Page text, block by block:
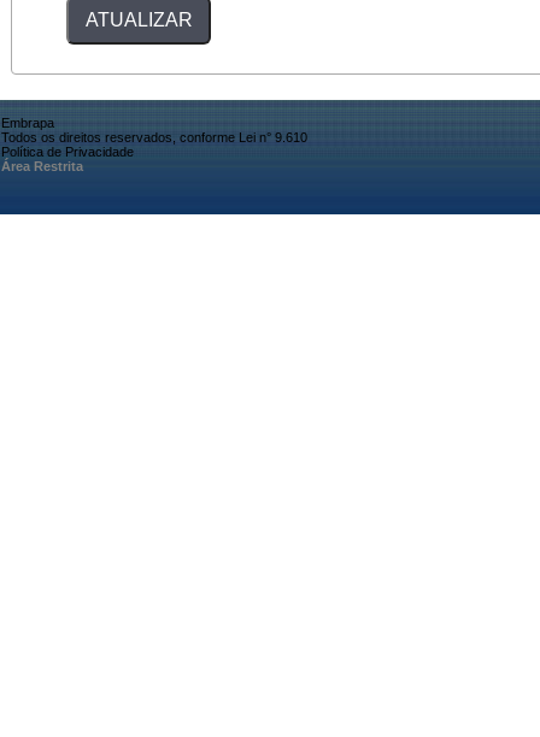
Embrapa
Todos os direitos reservados, conforme Lei n° 9.610
Política de Privacidade
Área Restrita